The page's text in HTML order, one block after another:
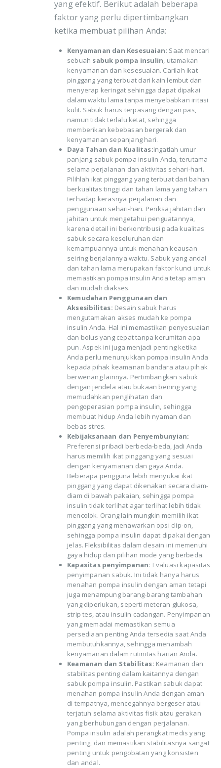
yang efektif. Berikut adalah beberapa
faktor yang perlu dipertimbangkan
ketika membuat pilihan Anda:
Kenyamanan dan Kesesuaian: Saat mencari
sebuah sabuk pompa insulin, utamakan
kenyamanan dan kesesuaian. Carilah ikat
pinggang yang terbuat dari kain lembut dan
menyerap keringat sehingga dapat dipakai
dalam waktu lama tanpa menyebabkan iritasi
kulit. Sabuk harus terpasang dengan pas,
namun tidak terlalu ketat, sehingga
memberikan kebebasan bergerak dan
kenyamanan sepanjang hari.
Daya Tahan dan Kualitas:Ingatlah umur
panjang sabuk pompa insulin Anda, terutama
selama perjalanan dan aktivitas sehari-hari.
Pilihlah ikat pinggang yang terbuat dari bahan
berkualitas tinggi dan tahan lama yang tahan
terhadap kerasnya perjalanan dan
penggunaan sehari-hari. Periksa jahitan dan
jahitan untuk mengetahui penguatannya,
karena detail ini berkontribusi pada kualitas
sabuk secara keseluruhan dan
kemampuannya untuk menahan keausan
seiring berjalannya waktu. Sabuk yang andal
dan tahan lama merupakan faktor kunci untuk
memastikan pompa insulin Anda tetap aman
dan mudah diakses.
Kemudahan Penggunaan dan
Aksesibilitas: Desain sabuk harus
mengutamakan akses mudah ke pompa
insulin Anda. Hal ini memastikan penyesuaian
dan bolus yang cepat tanpa kerumitan apa
pun. Aspek ini juga menjadi penting ketika
Anda perlu menunjukkan pompa insulin Anda
kepada pihak keamanan bandara atau pihak
berwenang lainnya. Pertimbangkan sabuk
dengan jendela atau bukaan bening yang
memudahkan penglihatan dan
pengoperasian pompa insulin, sehingga
membuat hidup Anda lebih nyaman dan
bebas stres.
Kebijaksanaan dan Penyembunyian:
Preferensi pribadi berbeda-beda, jadi Anda
harus memilih ikat pinggang yang sesuai
dengan kenyamanan dan gaya Anda.
Beberapa pengguna lebih menyukai ikat
pinggang yang dapat dikenakan secara diam-
diam di bawah pakaian, sehingga pompa
insulin tidak terlihat agar terlihat lebih tidak
mencolok. Orang lain mungkin memilih ikat
pinggang yang menawarkan opsi clip-on,
sehingga pompa insulin dapat dipakai dengan
jelas. Fleksibilitas dalam desain ini memenuhi
gaya hidup dan pilihan mode yang berbeda.
Kapasitas penyimpanan: Evaluasi kapasitas
penyimpanan sabuk. Ini tidak hanya harus
menahan pompa insulin dengan aman tetapi
juga menampung barang-barang tambahan
yang diperlukan, seperti meteran glukosa,
strip tes, atau insulin cadangan. Penyimpanan
yang memadai memastikan semua
persediaan penting Anda tersedia saat Anda
membutuhkannya, sehingga menambah
kenyamanan dalam rutinitas harian Anda.
Keamanan dan Stabilitas: Keamanan dan
stabilitas penting dalam kaitannya dengan
sabuk pompa insulin. Pastikan sabuk dapat
menahan pompa insulin Anda dengan aman
di tempatnya, mencegahnya bergeser atau
terjatuh selama aktivitas fisik atau gerakan
yang berhubungan dengan perjalanan.
Pompa insulin adalah perangkat medis yang
penting, dan memastikan stabilitasnya sangat
penting untuk pengobatan yang konsisten
dan andal.